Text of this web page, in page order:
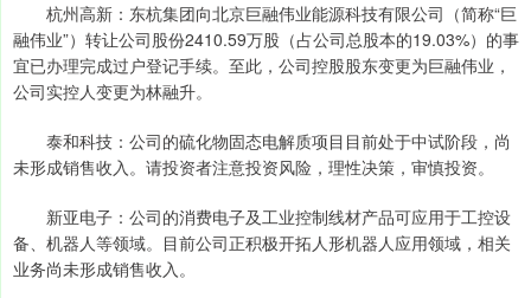
杭州高新：东杭集团向北京巨融伟业能源科技有限公司（简称“巨
融伟业”）转让公司股份2410.59万股（占公司总股本的19.03%）的事
宜已办理完成过户登记手续。至此，公司控股股东变更为巨融伟业，
公司实控人变更为林融升。
泰和科技：公司的硫化物固态电解质项目目前处于中试阶段，尚
未形成销售收入。请投资者注意投资风险，理性决策，审慎投资。
新亚电子：公司的消费电子及工业控制线材产品可应用于工控设
备、机器人等领域。目前公司正积极开拓人形机器人应用领域，相关
业务尚未形成销售收入。